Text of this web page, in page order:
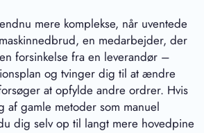
mere komplekse, når uventede
en medarbejder, der
forsinkelse fra en leverandør –
og tvinger dig til at ændre
at opfylde andre ordrer. Hvis
gamle metoder som manuel
dig selv op til langt mere hovedpine